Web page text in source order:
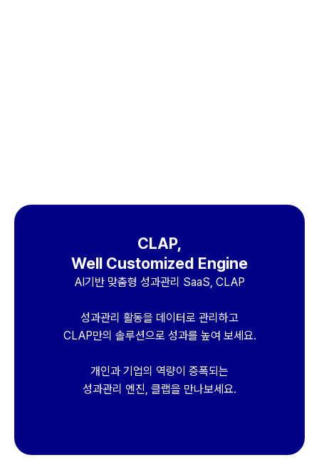
CLAP,
Well Customized Engine
AI기반 맞춤형 성과관리 SaaS, CLAP
성과관리 활동을 데이터로 관리하고
CLAP만의 솔루션으로 성과를 높여 보세요.
개인과 기업의 역량이 증폭되는
성과관리 엔진, 클랩을 만나보세요.